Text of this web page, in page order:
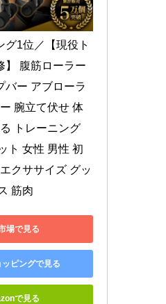
グ1位／【現役ト
】 腹筋ローラー
バー アブローラ
腕立て伏せ 体
トレーニング
ト 女性 男性 初
クササイズ グッ
筋肉
場で見る
ピングで見る
で見る